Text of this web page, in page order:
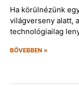
Ha körülnézünk
világverseny alatt,
technológiailag
BŐVEBBEN »